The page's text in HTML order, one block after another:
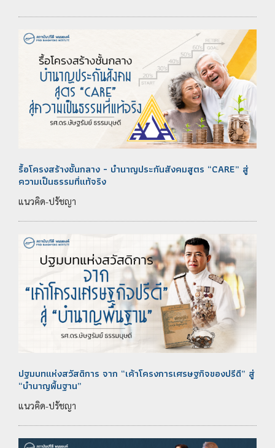
รื้อโครงสร้างชั้นกลาง - บำนาญประกันสังคมสูตร “CARE” สู่
ความเป็นธรรมที่แท้จริง
แนวคิด-ปรัชญา
ปฐมบทแห่งสวัสดิการ จาก “เค้าโครงการเศรษฐกิจของปรีดี” สู่
“บำนาญพื้นฐาน”
แนวคิด-ปรัชญา